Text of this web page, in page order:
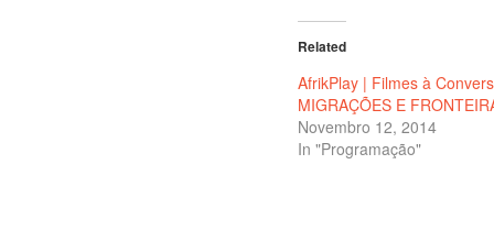
Related
AfrikPlay | Filmes à
MIGRAÇÕES E
Novembro 12, 2014
In "Programação"